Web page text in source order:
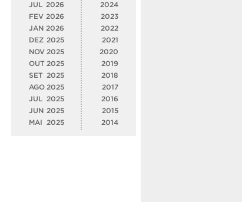
JUL 2026
FEV 2026
JAN 2026
DEZ 2025
NOV 2025
OUT 2025
SET 2025
AGO 2025
JUL
2025
JUN 2025
MAI
2025
2024
2023
2022
2021
2020
2019
2018
2017
2016
2015
2014